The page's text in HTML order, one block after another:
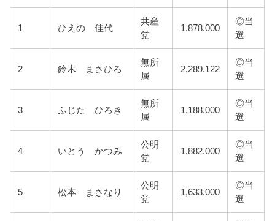
1 ひえの 佳代
共産
党
1,878.000
◎当
選
2 鈴木 まさひろ
無所
属
2,289.122
◎当
選
3 ふじた ひろき
無所
属
1,188.000
◎当
選
4 いとう かつみ
公明
党
1,882.000
◎当
選
5 松本 まさなり
公明
党
1,633.000
◎当
選